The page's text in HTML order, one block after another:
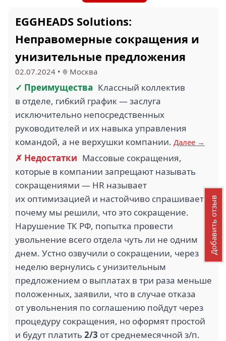
EGGHEADS Solutions:
Неправомерные сокращения и
унизительные предложения
02.07.2024 • Москва
✓ Преимущества Классный коллектив
в отделе, гибкий график — заслуга
исключительно непосредственных
руководителей и их навыка управления
командой, а не верхушки компании. Далее →
✗ Недостатки Массовые сокращения,
которые в компании запрещают называть
сокращениями — HR называет
их оптимизацией и настойчиво спрашивает,
почему мы решили, что это сокращение.
Нарушение ТК РФ, попытка провести
увольнение всего отдела чуть ли не одним
днем. Устно озвучили о сокращении, через
неделю вернулись с унизительным
предложением о выплатах в три раза меньше
положенных, заявили, что в случае отказа
от увольнения по соглашению пойдут через
процедуру сокращения, но оформят простой
и будут платить2/3 от среднемесячной з/п.
Добавить отзыв